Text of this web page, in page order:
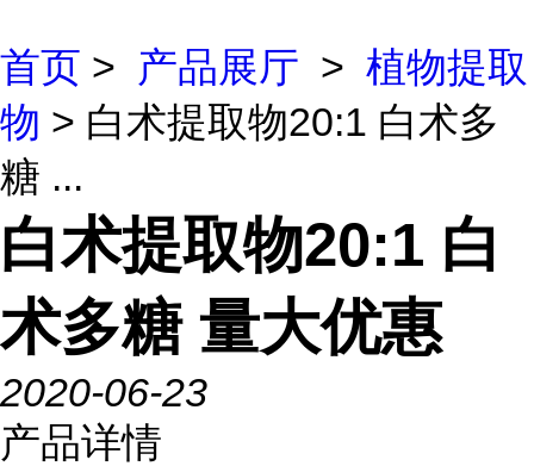
首页 > 产品展厅 > 植物提取
物 > 白术提取物20:1 白术多
糖 ...
白术提取物20:1 白
术多糖 量大优惠
2020-06-23
产品详情